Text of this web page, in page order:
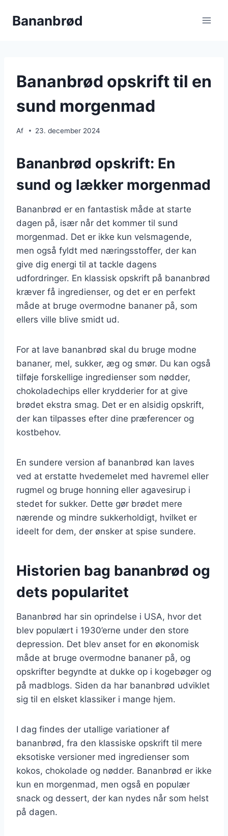
Bananbrød
Bananbrød opskrift til en
sund morgenmad
Af 23. december 2024
Bananbrød opskrift: En
sund og lækker morgenmad
Bananbrød er en fantastisk måde at starte
dagen på, især når det kommer til sund
morgenmad. Det er ikke kun velsmagende,
men også fyldt med næringsstoffer, der kan
give dig energi til at tackle dagens
udfordringer. En klassisk opskrift på bananbrød
kræver få ingredienser, og det er en perfekt
måde at bruge overmodne bananer på, som
ellers ville blive smidt ud.
For at lave bananbrød skal du bruge modne
bananer, mel, sukker, æg og smør. Du kan også
tilføje forskellige ingredienser som nødder,
chokoladechips eller krydderier for at give
brødet ekstra smag. Det er en alsidig opskrift,
der kan tilpasses efter dine præferencer og
kostbehov.
En sundere version af bananbrød kan laves
ved at erstatte hvedemelet med havremel eller
rugmel og bruge honning eller agavesirup i
stedet for sukker. Dette gør brødet mere
nærende og mindre sukkerholdigt, hvilket er
ideelt for dem, der ønsker at spise sundere.
Historien bag bananbrød og
dets popularitet
Bananbrød har sin oprindelse i USA, hvor det
blev populært i 1930’erne under den store
depression. Det blev anset for en økonomisk
måde at bruge overmodne bananer på, og
opskrifter begyndte at dukke op i kogebøger og
på madblogs. Siden da har bananbrød udviklet
sig til en elsket klassiker i mange hjem.
I dag findes der utallige variationer af
bananbrød, fra den klassiske opskrift til mere
eksotiske versioner med ingredienser som
kokos, chokolade og nødder. Bananbrød er ikke
kun en morgenmad, men også en populær
snack og dessert, der kan nydes når som helst
på dagen.